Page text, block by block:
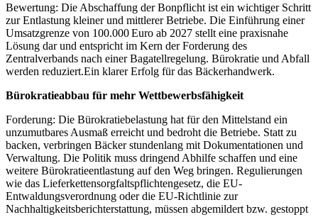
Bewertung: Die Abschaffung der Bonpflicht ist ein wichtiger Schritt
zur Entlastung kleiner und mittlerer Betriebe. Die Einführung einer
Umsatzgrenze von 100.000 Euro ab 2027 stellt eine praxisnahe
Lösung dar und entspricht im Kern der Forderung des
Zentralverbands nach einer Bagatellregelung. Bürokratie und Abfall
werden reduziert.Ein klarer Erfolg für das Bäckerhandwerk.
Bürokratieabbau für mehr Wettbewerbsfähigkeit
Forderung: Die Bürokratiebelastung hat für den Mittelstand ein
unzumutbares Ausmaß erreicht und bedroht die Betriebe. Statt zu
backen, verbringen Bäcker stundenlang mit Dokumentationen und
Verwaltung. Die Politik muss dringend Abhilfe schaffen und eine
weitere Bürokratieentlastung auf den Weg bringen. Regulierungen
wie das Lieferkettensorgfaltspflichtengesetz, die EU-
Entwaldungsverordnung oder die EU-Richtlinie zur
Nachhaltigkeitsberichterstattung, müssen abgemildert bzw. gestoppt